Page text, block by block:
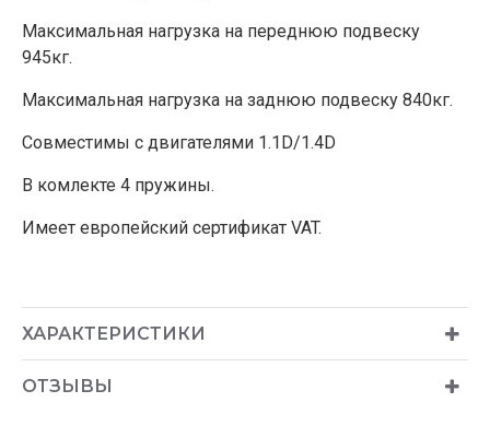
Максимальная нагрузка на переднюю подвеску
945кг.
Максимальная нагрузка на заднюю подвеску 840кг.
Совместимы с двигателями 1.1D/1.4D
В комлекте 4 пружины.
Имеет европейский сертификат VAT.
ХАРАКТЕРИСТИКИ
ОТЗЫВЫ